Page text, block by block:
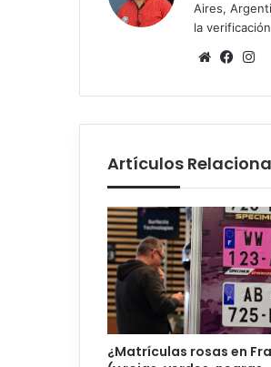
Aires,
la
Sitio
Artículos
¿Matrículas rosas en